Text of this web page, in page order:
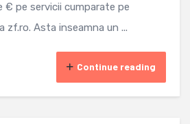
€ pe servicii cumparate pe
zf.ro. Asta inseamna un ...
Continue reading